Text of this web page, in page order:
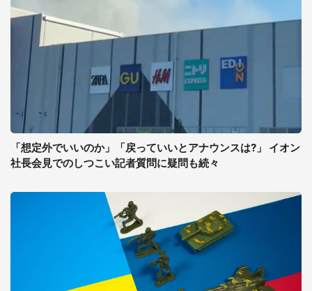
「想定外でいいのか」「戻っていいとアナウンスは?」 イオン
社長会見でのしつこい記者質問に疑問も続々